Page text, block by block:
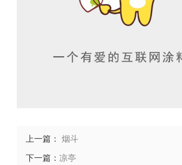
上一篇：烟斗
下一篇：凉亭